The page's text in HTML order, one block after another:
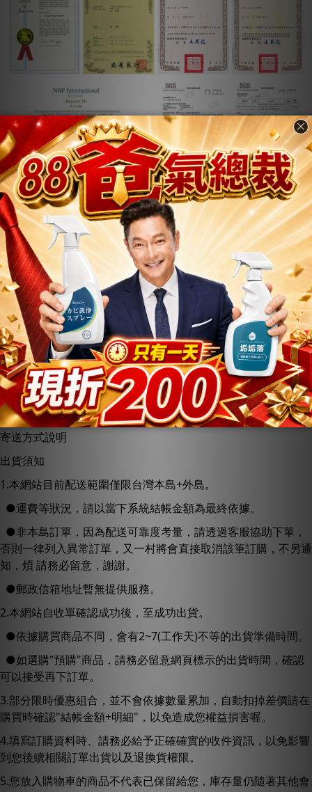
付款方式說明
●信用卡付款：配合台灣前三大信用卡公司，綠界科技股份有
限公司( 統一編號97025978)，全台灣信用卡公司收單作業，
如：中信、玉山、花旗、台新、華南…等，敬請安心刷卡，資料
安全有保障，絕非劣質詐騙。
●貨到付款：配合台灣的新竹物流公司( 統一編號46480100)，
收貨時請把貨款交給司機即可，如果可以請跟司機說聲謝謝。
寄送方式說明
出貨須知
1.本網站目前配送範圍僅限台灣本島+外島。
●運費等狀況，請以當下系統結帳金額為最終依據。
●非本島訂單，因為配送可靠度考量，請透過客服協助下單，
否則一律列入異常訂單，又一村將會直接取消該筆訂購，不另通
知，煩 請務必留意，謝謝。
●郵政信箱地址暫無提供服務。
2.本網站自收單確認成功後，至成功出貨。
●依據購買商品不同，會有2~7(工作天)不等的出貨準備時間。
●如選購"預購"商品，請務必留意網頁標示的出貨時間，確認
可以接受再下訂單。
3.部分限時優惠組合，並不會依據數量累加，自動扣掉差價請在
購買時確認"結帳金額+明細"，以免造成您權益損害喔。
4.填寫訂購資料時、請務必給予正確確實的收件資訊，以免影響
到您後續相關訂單出貨以及退換貨權限。
5.您放入購物車的商品不代表已保留給您，庫存量仍隨著其他會